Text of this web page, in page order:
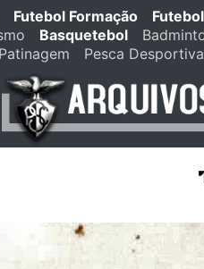
Futebol Formação
Basquetebol
Patinagem Pesca Desportiva